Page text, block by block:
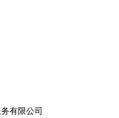
有限公司